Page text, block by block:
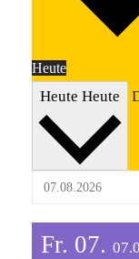
Heute
Heute Heute
Fr. 07.